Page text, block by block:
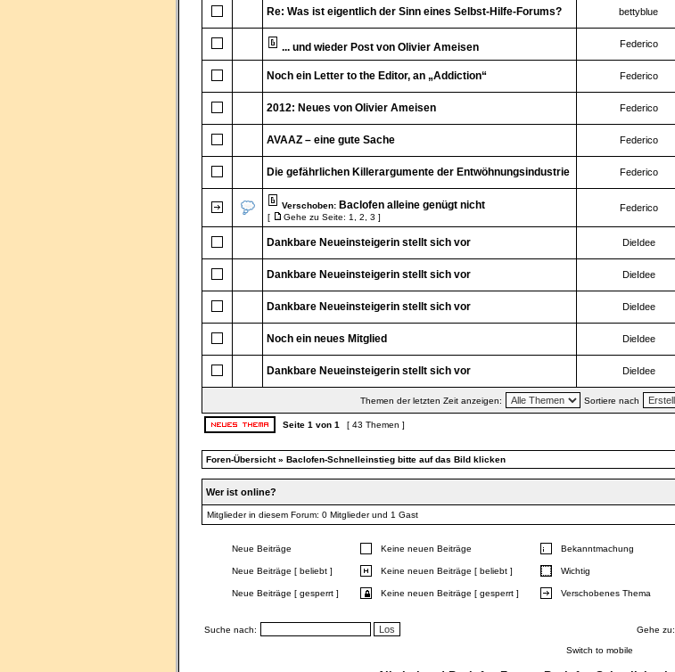
Re: Was ist eigentlich der Sinn eines Selbst-Hilfe-Forums? bettyblue
... und wieder Post von Olivier Ameisen Federico
Noch ein Letter to the Editor, an „Addiction“ Federico
2012: Neues von Olivier Ameisen Federico
AVAAZ – eine gute Sache Federico
Die gefährlichen Killerargumente der Entwöhnungsindustrie Federico
Verschoben: Baclofen alleine genügt nicht
[ Gehe zu Seite: 1 2 3 ]
Federico
Dankbare Neueinsteigerin stellt sich vor DieIdee
Dankbare Neueinsteigerin stellt sich vor DieIdee
Dankbare Neueinsteigerin stellt sich vor DieIdee
Noch ein neues Mitglied DieIdee
Dankbare Neueinsteigerin stellt sich vor DieIdee
Themen der letzten Zeit anzeigen: Sortiere nach
Seite 1 von 1 [ 43 Themen ]
Foren-Übersicht» Baclofen-Schnelleinstieg bitte auf das Bild klicken
Wer ist online?
Mitglieder in diesem Forum: 0 Mitglieder und 1 Gast
Neue Beiträge Keine neuen Beiträge Bekanntmachung
Neue Beiträge [ beliebt ] Keine neuen Beiträge [ beliebt ] Wichtig
Neue Beiträge [ gesperrt ] Keine neuen Beiträge [ gesperrt ] Verschobenes Thema
Suche nach: Gehe zu:
Switch to mobile